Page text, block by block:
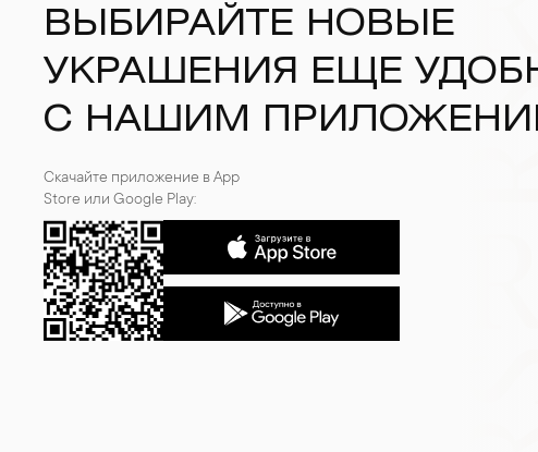
ВЫБИРАЙТЕ НОВЫЕ
УКРАШЕНИЯ ЕЩЕ
С НАШИМ
Скачайте приложение в App
Store или Google Play: